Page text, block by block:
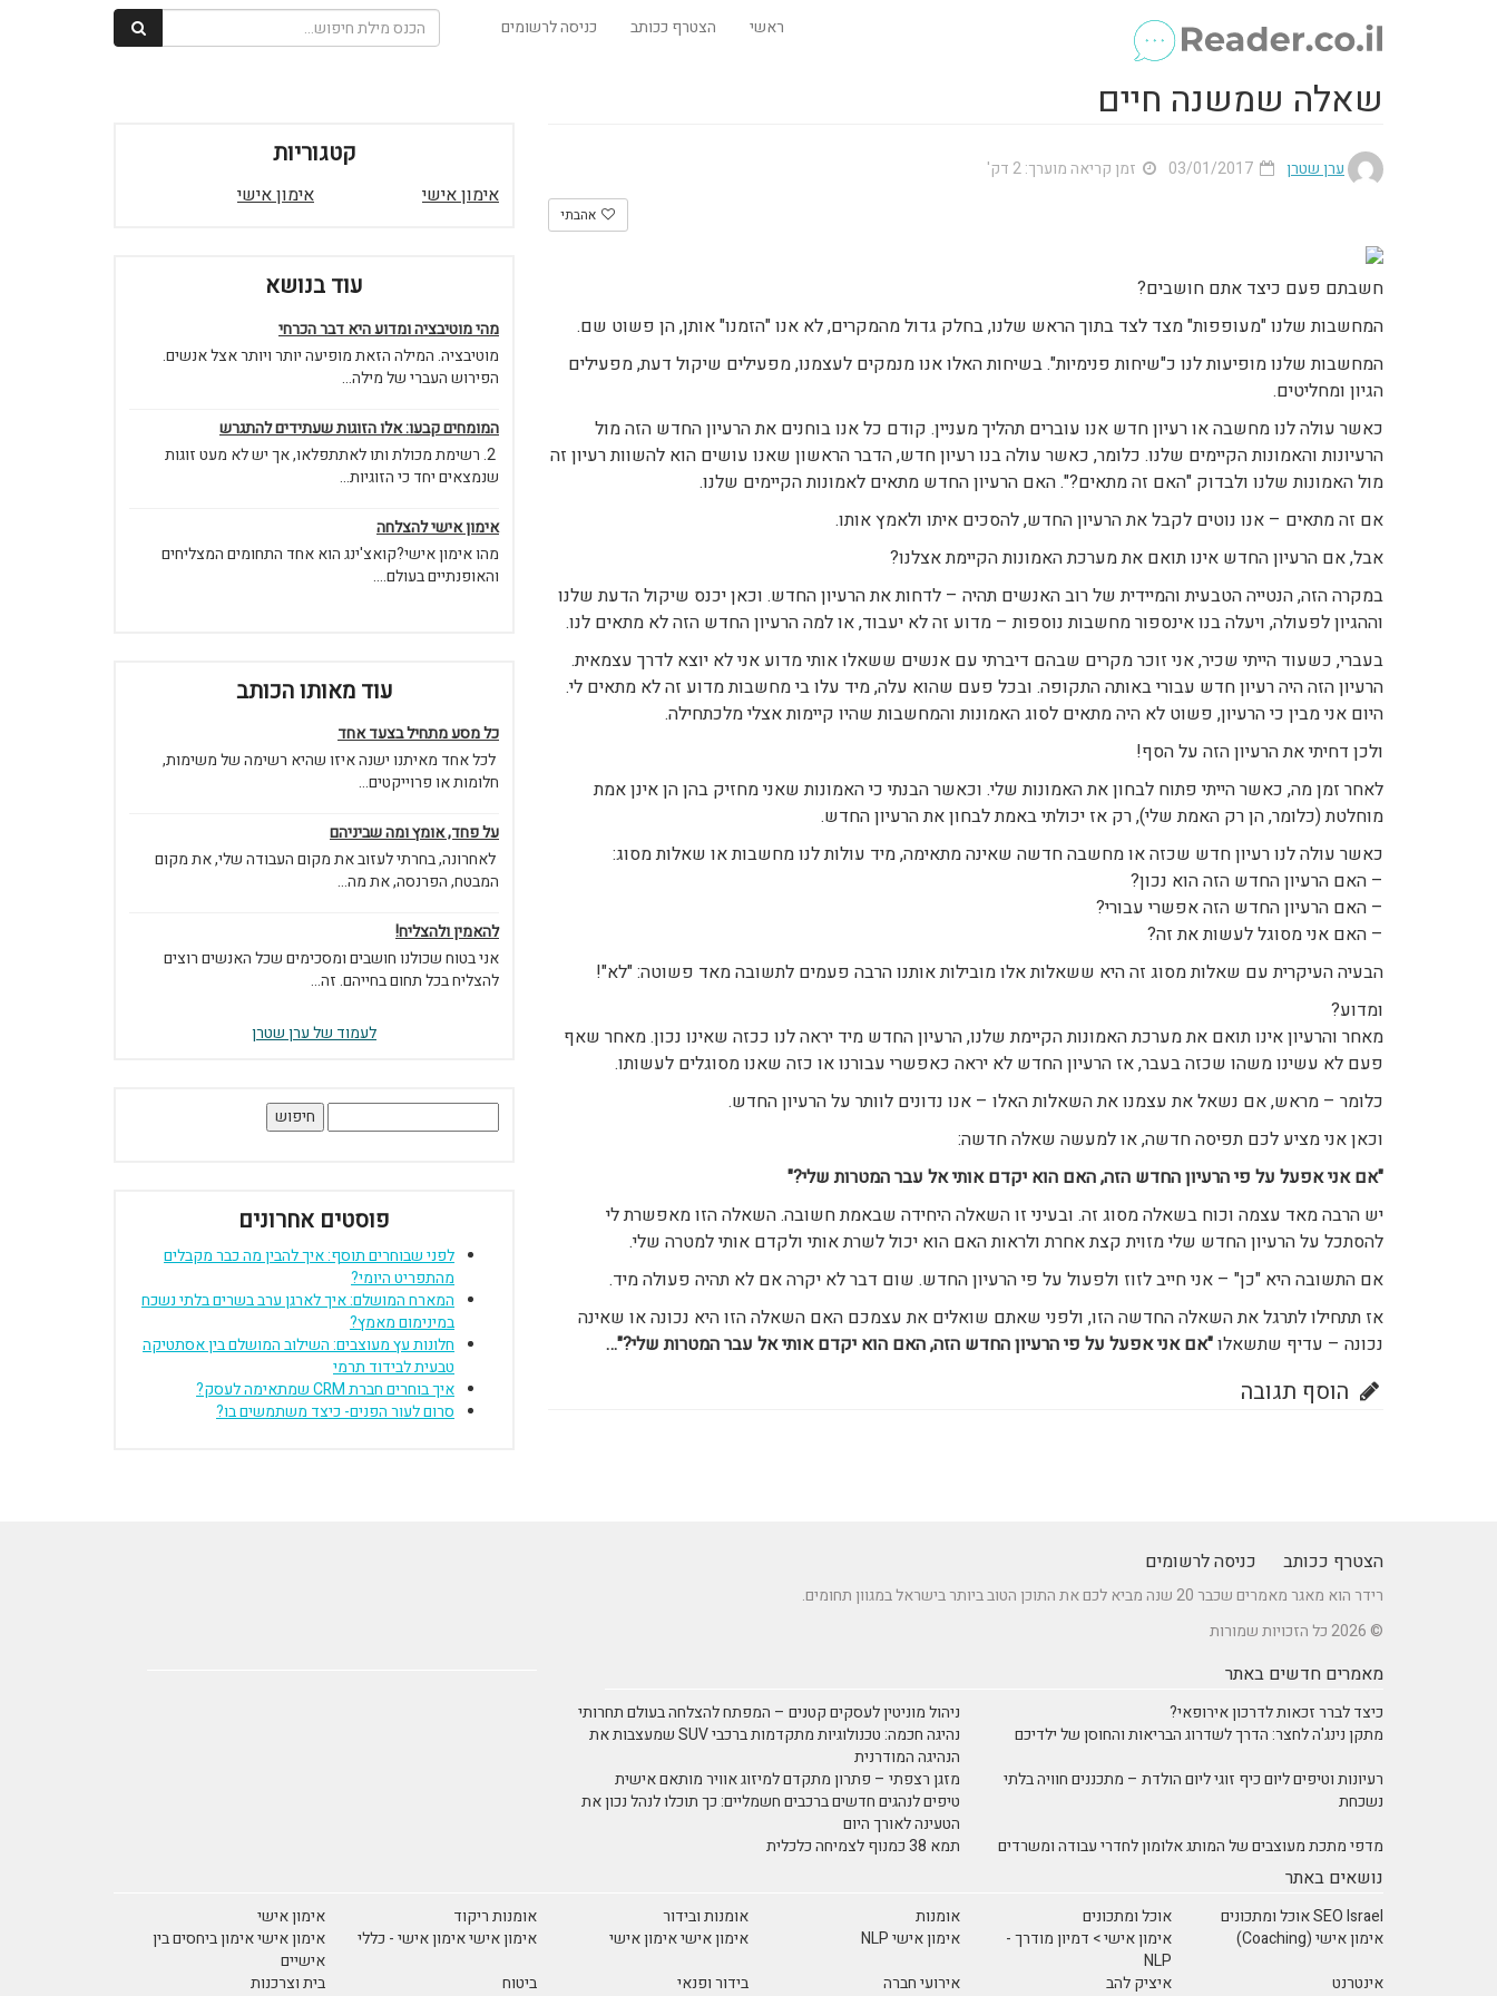
ראשי הצטרף ככותב כניסה לרשומים
שאלה שמשנה חיים
ערן שטרן זמן קריאה מוערך: 2 דק'
אהבתי
חשבתם פעם כיצד אתם חושבים?
המחשבות שלנו "מעופפות" מצד לצד בתוך הראש שלנו, בחלק גדול מהמקרים, לא אנו "הזמנו" אותן, הן פשוט שם.
המחשבות שלנו מופיעות לנו כ"שיחות פנימיות". בשיחות האלו אנו מנמקים לעצמנו, מפעילים שיקול דעת, מפעילים
הגיון ומחליטים.
כאשר עולה לנו מחשבה או רעיון חדש אנו עוברים תהליך מעניין. קודם כל אנו בוחנים את הרעיון החדש הזה מול
הרעיונות והאמונות הקיימים שלנו. כלומר, כאשר עולה בנו רעיון חדש, הדבר הראשון שאנו עושים הוא להשוות רעיון זה
מול האמונות שלנו ולבדוק "האם זה מתאים?". האם הרעיון החדש מתאים לאמונות הקיימים שלנו.
אם זה מתאים – אנו נוטים לקבל את הרעיון החדש, להסכים איתו ולאמץ אותו.
אבל, אם הרעיון החדש אינו תואם את מערכת האמונות הקיימת אצלנו?
במקרה הזה, הנטייה הטבעית והמיידית של רוב האנשים תהיה – לדחות את הרעיון החדש. וכאן יכנס שיקול הדעת שלנו
וההגיון לפעולה, ויעלה בנו אינספור מחשבות נוספות – מדוע זה לא יעבוד, או למה הרעיון החדש הזה לא מתאים לנו.
בעברי, כשעוד הייתי שכיר, אני זוכר מקרים שבהם דיברתי עם אנשים ששאלו אותי מדוע אני לא יוצא לדרך עצמאית.
הרעיון הזה היה רעיון חדש עבורי באותה התקופה. ובכל פעם שהוא עלה, מיד עלו בי מחשבות מדוע זה לא מתאים לי.
היום אני מבין כי הרעיון, פשוט לא היה מתאים לסוג האמונות והמחשבות שהיו קיימות אצלי מלכתחילה.
ולכן דחיתי את הרעיון הזה על הסף!
לאחר זמן מה, כאשר הייתי פתוח לבחון את האמונות שלי. וכאשר הבנתי כי האמונות שאני מחזיק בהן הן אינן אמת
מוחלטת (כלומר, הן רק האמת שלי), רק אז יכולתי באמת לבחון את הרעיון החדש.
כאשר עולה לנו רעיון חדש שכזה או מחשבה חדשה שאינה מתאימה, מיד עולות לנו מחשבות או שאלות מסוג:
– האם הרעיון החדש הזה הוא נכון?
– האם הרעיון החדש הזה אפשרי עבורי?
– האם אני מסוגל לעשות את זה?
הבעיה העיקרית עם שאלות מסוג זה היא ששאלות אלו מובילות אותנו הרבה פעמים לתשובה מאד פשוטה: "לא"!
ומדוע?
מאחר והרעיון אינו תואם את מערכת האמונות הקיימת שלנו, הרעיון החדש מיד יראה לנו ככזה שאינו נכון. מאחר שאף
פעם לא עשינו משהו שכזה בעבר, אז הרעיון החדש לא יראה כאפשרי עבורנו או כזה שאנו מסוגלים לעשותו.
כלומר – מראש, אם נשאל את עצמנו את השאלות האלו – אנו נדונים לוותר על הרעיון החדש.
וכאן אני מציע לכם תפיסה חדשה, או למעשה שאלה חדשה:
"אם אני אפעל על פי הרעיון החדש הזה, האם הוא יקדם אותי אל עבר המטרות שלי?"
יש הרבה מאד עצמה וכוח בשאלה מסוג זה. ובעיני זו השאלה היחידה שבאמת חשובה. השאלה הזו מאפשרת לי
להסתכל על הרעיון החדש שלי מזוית קצת אחרת ולראות האם הוא יכול לשרת אותי ולקדם אותי למטרה שלי.
אם התשובה היא "כן" – אני חייב לזוז ולפעול על פי הרעיון החדש. שום דבר לא יקרה אם לא תהיה פעולה מיד.
אז תתחילו לתרגל את השאלה החדשה הזו, ולפני שאתם שואלים את עצמכם האם השאלה הזו היא נכונה או שאינה
נכונה – עדיף שתשאלו"אם אני אפעל על פי הרעיון החדש הזה, האם הוא יקדם אותי אל עבר המטרות שלי?"…
הוסף תגובה
קטגוריות
אימון אישי אימון אישי
עוד בנושא
מהי מוטיבציה ומדוע היא דבר הכרחי
מוטיבציה. המילה הזאת מופיעה יותר ויותר אצל אנשים.
הפירוש העברי של מילה...
המומחים קבעו: אלו הזוגות שעתידים להתגרש
2. רשימת מכולת ותו לאתתפלאו, אך יש לא מעט זוגות
שנמצאים יחד כי הזוגיות...
אימון אישי להצלחה
מהו אימון אישי?קואצ'ינג הוא אחד התחומים המצליחים
והאופנתיים בעולם....
עוד מאותו הכותב
כל מסע מתחיל בצעד אחד
לכל אחד מאיתנו ישנה איזו שהיא רשימה של משימות,
חלומות או פרוייקטים...
על פחד, אומץ ומה שביניהם
לאחרונה, בחרתי לעזוב את מקום העבודה שלי, את מקום
המבטח, הפרנסה, את מה...
להאמין ולהצליח!
אני בטוח שכולנו חושבים ומסכימים שכל האנשים רוצים
להצליח בכל תחום בחייהם. זה...
לעמוד של ערן שטרן
פוסטים אחרונים
לפני שבוחרים תוסף: איך להבין מה כבר מקבלים
מהתפריט היומי?
המארח המושלם: איך לארגן ערב בשרים בלתי נשכח
במינימום מאמץ?
חלונות עץ מעוצבים: השילוב המושלם בין אסתטיקה
טבעית לבידוד תרמי
איך בוחרים חברת CRM שמתאימה לעסק?
סרום לעור הפנים- כיצד משתמשים בו?
הצטרף ככותב כניסה לרשומים
רידר הוא מאגר מאמרים שכבר 20 שנה מביא לכם את התוכן הטוב ביותר בישראל במגוון תחומים.
© 2026 כל הזכויות שמורות
מאמרים חדשים באתר
כיצד לברר זכאות לדרכון אירופאי?
ניהול מוניטין לעסקים קטנים – המפתח להצלחה בעולם תחרותי
מתקן נינג'ה לחצר: הדרך לשדרוג הבריאות והחוסן של ילדיכם
נהיגה חכמה: טכנולוגיות מתקדמות ברכבי SUV שמעצבות את
הנהיגה המודרנית
רעיונות וטיפים ליום כיף זוגי ליום הולדת – מתכננים חוויה בלתי
נשכחת
מזגן רצפתי – פתרון מתקדם למיזוג אוויר מותאם אישית
טיפים לנהגים חדשים ברכבים חשמליים: כך תוכלו לנהל נכון את
הטעינה לאורך היום
מדפי מתכת מעוצבים של המותג אלומון לחדרי עבודה ומשרדים
תמא 38 כמנוף לצמיחה כלכלית
נושאים באתר
SEO Israel אוכל ומתכונים אוכל ומתכונים אומנות אומנות ובידור אומנות ריקוד
אימון אישי
אימון אישי (Coaching)
אימון אישי > דמיון מודרך -
NLP
אימון אישי NLP אימון אישי אימון אישי אימון אישי אימון אישי - כללי
אימון אישי אימון ביחסים בין
אישיים
אינטרנט
איציק להב אירועי חברה בידור ופנאי ביטוח
בית וצרכנות